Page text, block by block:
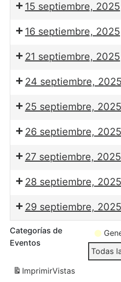
15 septiembre, 2025
16 septiembre, 2025
21 septiembre, 2025
24 septiembre, 2025
25 septiembre, 2025
26 septiembre, 2025
27 septiembre, 2025
28 septiembre, 2025
29 septiembre, 2025
Categorías de
Eventos
Todas
ImprimirVistas